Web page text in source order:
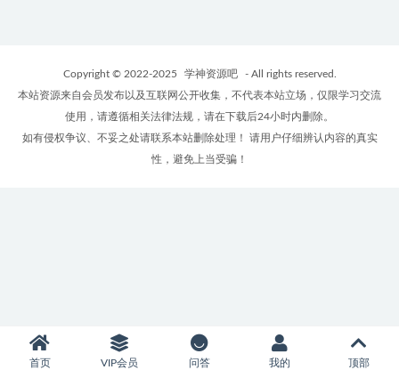
Copyright © 2022-2025 学神资源吧
- All rights reserved.
本站资源来自会员发布以及互联网公开收集，不代表本站立场，仅限学习交流
使用，请遵循相关法律法规，请在下载后24小时内删除。
如有侵权争议、不妥之处请联系本站删除处理！ 请用户仔细辨认内容的真实
性，避免上当受骗！
首页 VIP会员 问答 我的 顶部